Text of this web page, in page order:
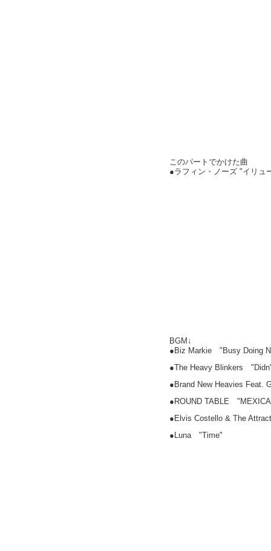
このパートでかけた曲
●ラフィン・ノーズ "イリュ
BGM↓
●Biz Markie "Busy Doing
●The Heavy Blinkers
●Brand New Heavies Feat.
●ROUND TABLE
●Elvis Costello & The
●Luna "Time"